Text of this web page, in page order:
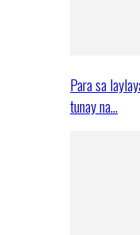
Para sa
tunay na…